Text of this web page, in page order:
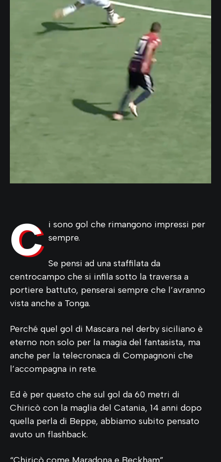
C i sono gol che rimangono impressi per
sempre.
Se pensi ad una staffilata da
centrocampo che si infila sotto la traversa a
portiere battuto, penserai sempre che l’avranno
vista anche a Tonga.
Perché quel gol di Mascara nel derby siciliano è
eterno non solo per la magia del fantasista, ma
anche per la telecronaca di Compagnoni che
l’accompagna in rete.
Ed è per questo che sul gol da 60 metri di
Chiricò con la maglia del Catania, 14 anni dopo
quella perla di Beppe, abbiamo subito pensato
avuto un flashback.